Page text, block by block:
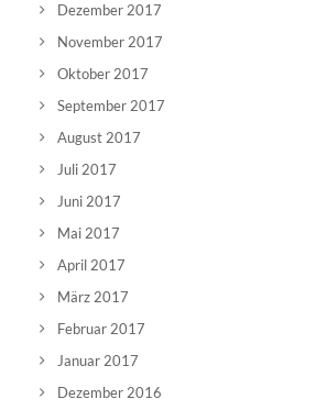
Dezember 2017
November 2017
Oktober 2017
September 2017
August 2017
Juli 2017
Juni 2017
Mai 2017
April 2017
März 2017
Februar 2017
Januar 2017
Dezember 2016